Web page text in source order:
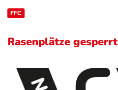
FFC
Rasenplätze gesperrt